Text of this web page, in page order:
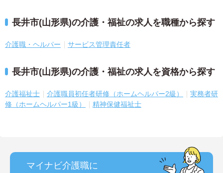
長井市(山形県)の介護・福祉の求人を職種から探す
介護職・ヘルパー サービス管理責任者
長井市(山形県)の介護・福祉の求人を資格から探す
介護福祉士 介護職員初任者研修（ホームヘルパー2級）
実務者研
修（ホームヘルパー1級）
精神保健福祉士
マイナビ介護職に